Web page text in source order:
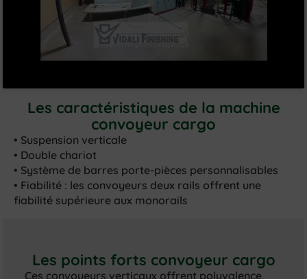
Les caractéristiques de la machine
convoyeur cargo
• Suspension verticale
• Double chariot
• Système de barres porte-pièces personnalisables
• Fiabilité : les convoyeurs deux rails offrent une
fiabilité supérieure aux monorails
Les points forts convoyeur cargo
Ces convoyeurs verticaux offrent polyvalence,